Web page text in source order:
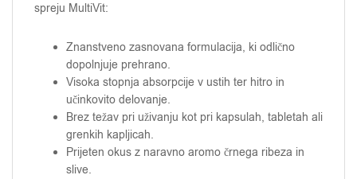
spreju MultiVit:
Znanstveno zasnovana formulacija, ki odlično
dopolnjuje prehrano.
Visoka stopnja absorpcije v ustih ter hitro in
učinkovito delovanje.
Brez težav pri uživanju kot pri kapsulah, tabletah ali
grenkih kapljicah.
Prijeten okus z naravno aromo črnega ribeza in
slive.